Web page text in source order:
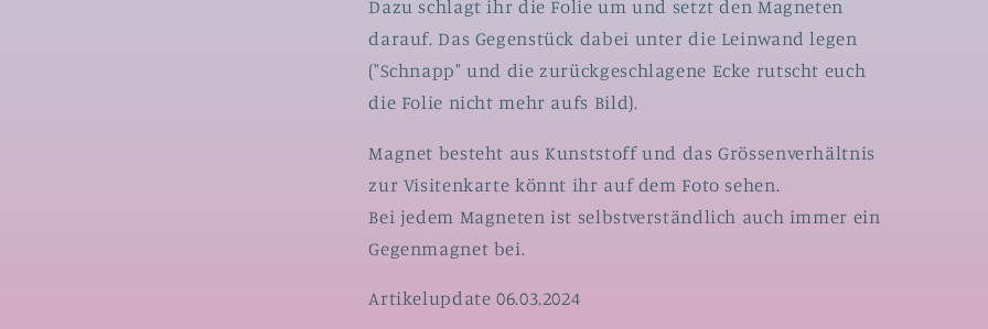
Dazu schlagt ihr die Folie um und setzt den Magneten
darauf. Das Gegenstück dabei unter die Leinwand legen
("Schnapp" und die zurückgeschlagene Ecke rutscht euch
die Folie nicht mehr aufs Bild).
Magnet besteht aus Kunststoff und das Grössenverhältnis
zur Visitenkarte könnt ihr auf dem Foto sehen.
Bei jedem Magneten ist selbstverständlich auch immer ein
Gegenmagnet bei.
Artikelupdate 06.03.2024